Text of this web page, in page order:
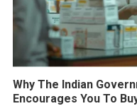
Why The Indian
Encourages You To